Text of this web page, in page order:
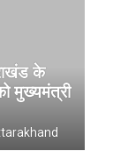
निर्माण
के
मुख्यमंत्री